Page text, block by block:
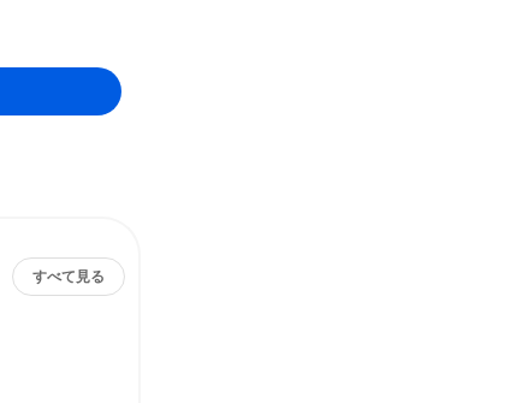
すべて見る